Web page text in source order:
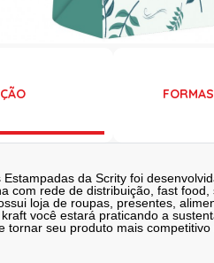
da Scrity foi
com rede de distribuição, fast food,
loja de roupas, presentes,
você estará praticando a
tornar seu produto mais competitivo